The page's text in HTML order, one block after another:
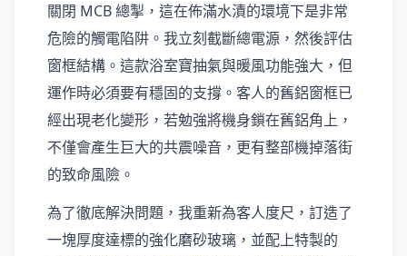
關閉 MCB 總掣，這在佈滿水漬的環境下是非常
危險的觸電陷阱。我立刻截斷總電源，然後評估
窗框結構。這款浴室寶抽氣與暖風功能強大，但
運作時必須要有穩固的支撐。客人的舊鋁窗框已
經出現老化變形，若勉強將機身鎖在舊鋁角上，
不僅會產生巨大的共震噪音，更有整部機掉落街
的致命風險。
為了徹底解決問題，我重新為客人度尺，訂造了
一塊厚度達標的強化磨砂玻璃，並配上特製的